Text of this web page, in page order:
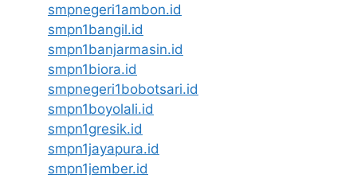
smpnegeri1ambon.id
smpn1bangil.id
smpn1banjarmasin.id
smpn1biora.id
smpnegeri1bobotsari.id
smpn1boyolali.id
smpn1gresik.id
smpn1jayapura.id
smpn1jember.id